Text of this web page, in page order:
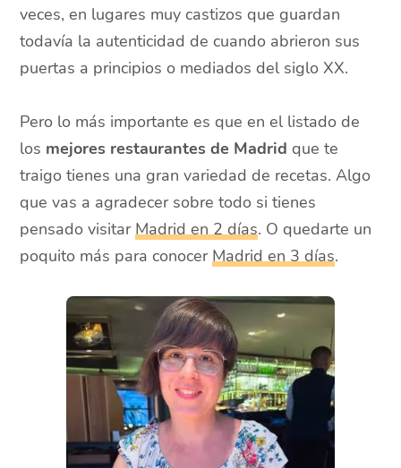
veces, en lugares muy castizos que guardan
todavía la autenticidad de cuando abrieron sus
puertas a principios o mediados del siglo XX.
Pero lo más importante es que en el listado de
los mejores restaurantes de Madrid que te
traigo tienes una gran variedad de recetas. Algo
que vas a agradecer sobre todo si tienes
pensado visitarMadrid en 2 días. O quedarte un
poquito más para conocerMadrid en 3 días.